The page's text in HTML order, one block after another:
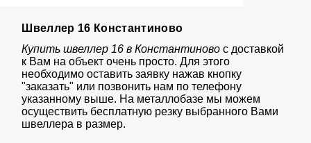
Швеллер 16 Константиново
Купить швеллер 16 в Константиновос доставкой
к Вам на объект очень просто. Для этого
необходимо оставить заявку нажав кнопку
"заказать" или позвонить нам по телефону
указанному выше. На металлобазе мы можем
осуществить бесплатную резку выбранного Вами
швеллера в размер.